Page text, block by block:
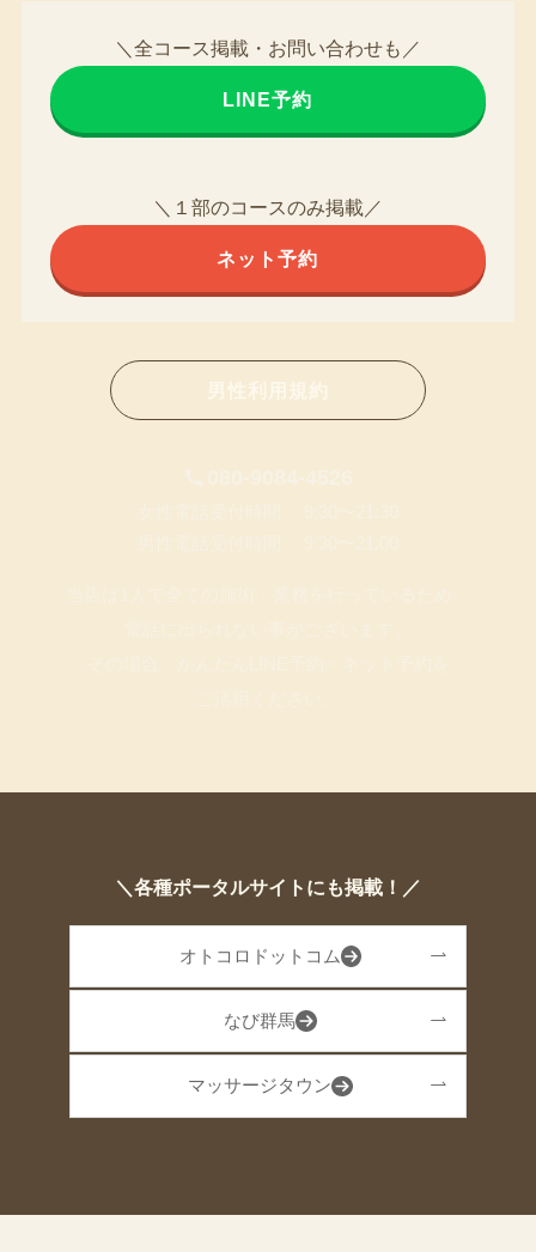
＼全コース掲載・お問い合わせも／
LINE予約
＼１部のコースのみ掲載／
ネット予約
男性利用規約
＼各種ポータルサイトにも掲載！／
オトコロドットコム
なび群馬
マッサージタウン